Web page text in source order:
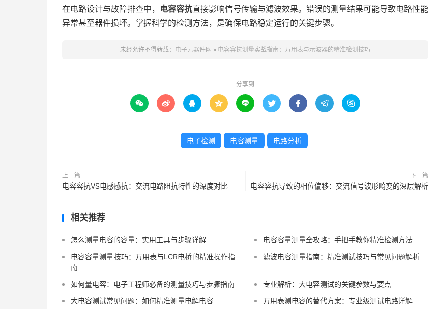
在电路设计与故障排查中， 电容容抗直接影响信号传输与滤波效果。错误的测量结果可能导致电路性能
异常甚至器件损坏。掌握科学的检测方法，是确保电路稳定运行的关键步骤。
未经允许不得转载： 电子元器件网 » 电容容抗测量实战指南：万用表与示波器的精准检测技巧
分享到
        
电子检测 电容测量 电路分析
上一篇
电容容抗VS电感感抗：交流电路阻抗特性的深度对比
下一篇
电容容抗导致的相位偏移：交流信号波形畸变的深层解析
相关推荐
怎么测量电容的容量：实用工具与步骤详解
电容容量测量全攻略：手把手教你精准检测方法
电容容量测量技巧：万用表与LCR电桥的精准操作指
南
滤波电容测量指南：精准测试技巧与常见问题解析
如何量电容：电子工程师必备的测量技巧与步骤指南
专业解析：大电容测试的关键参数与要点
大电容测试常见问题：如何精准测量电解电容
万用表测电容的替代方案：专业级测试电路详解